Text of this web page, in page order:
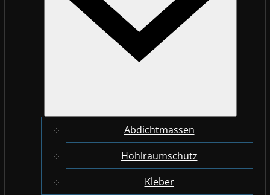
Abdichtmassen
Hohlraumschutz
Kleber